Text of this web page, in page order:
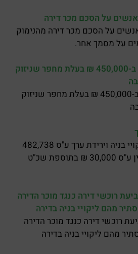
על הסכם מכר דירה
על הסכם מכר דירה מהנימוק
על מסמך אחר.
מחצבה חוייבה לפצות ב-450,000 ₪ בעלת מחפר שניזוק
מחצבה חוייבה לפצות ב-450,000 ₪ בעלת מחפר שניזוק
ליקויי בניה- תביעת ליקויי בניה וירידת ערך ע"ס 482,738
₪!!, הסתיימה בפסק דין ע"ס 30,000 ₪ בתוספת שכ"ט
רוכשי דירה כנגד מוכר הדירה
מהם ליקויי בניה בדירה
רוכשי דירה כנגד מוכר הדירה
מהם ליקויי בניה בדירה